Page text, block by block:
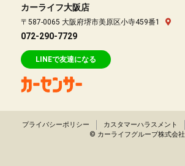
カーライフ大阪店
〒587-0065 大阪府堺市美原区小寺459番1
072-290-7729
LINEで友達になる
プライバシーポリシー カスタマーハラスメント
© カーライフグループ株式会社